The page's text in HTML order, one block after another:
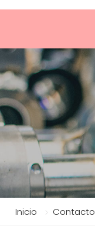
Inicio Contacto